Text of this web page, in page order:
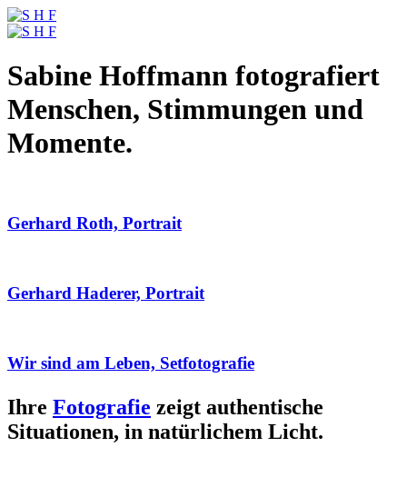
Sabine Hoffmann fotografiert
Menschen, Stimmungen und
Momente.
Gerhard Roth, Portrait
Gerhard Haderer, Portrait
Wir sind am Leben, Setfotografie
Ihre Fotografie zeigt authentische
Situationen, in natürlichem Licht.